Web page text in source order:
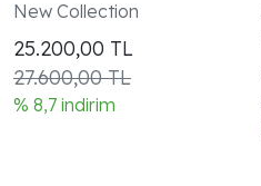
New Collection
25.200,00 TL
27.600,00 TL
% 8,7 indirim